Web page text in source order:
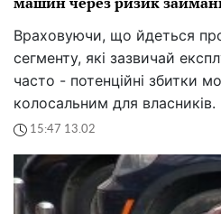
Враховуючи, що йдеться
сегменту, які зазвичай
часто - потенційні збитки
колосальним для власників.
15:47 13.02